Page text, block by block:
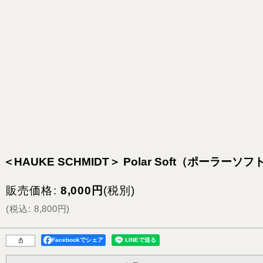
＜HAUKE SCHMIDT＞ Polar Soft（ポーラーソフ
販売価格: 8,000 円 (税別)
(税込: 8,800円)
Facebookでシェア